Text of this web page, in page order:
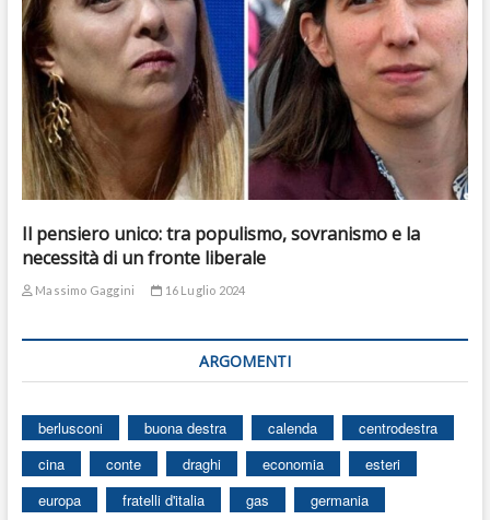
Il pensiero unico: tra populismo, sovranismo e la
necessità di un fronte liberale
Massimo Gaggini 16 Luglio 2024
ARGOMENTI
berlusconi buona destra calenda
centrodestra
cina
conte draghi economia
esteri
europa
fratelli d'italia gas
germania